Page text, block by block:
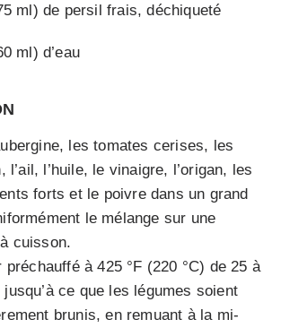
ml) de persil frais, déchiqueté
ml) d’eau
les tomates cerises, les
l’ail, l’huile, le vinaigre, l’origan, les
forts et le poivre dans un grand
le mélange sur une
cuisson.
préchauffé à 425 °F (220 °C) de 25 à
ce que les légumes soient
brunis, en remuant à la mi-